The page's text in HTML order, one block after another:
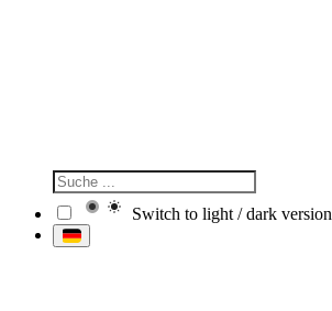
Switch to light / dark version